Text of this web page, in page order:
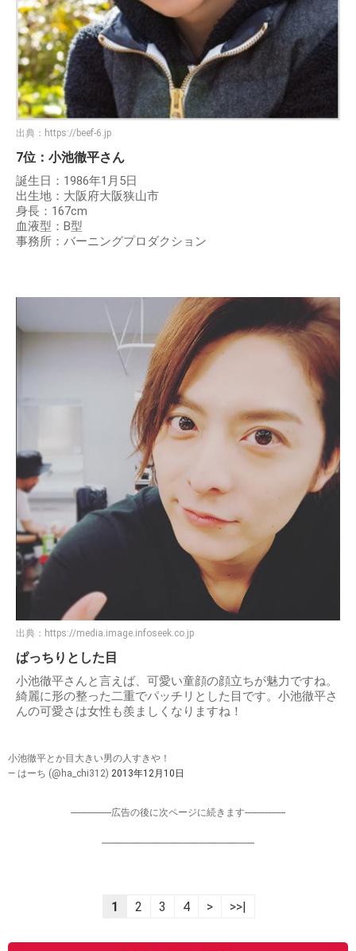
出典： https://beef-6.jp
7位：小池徹平さん
誕生日：1986年1月5日
出生地：大阪府大阪狭山市
身長：167cm
血液型：B型
事務所：バーニングプロダクション
出典： https://media.image.infoseek.co.jp
ぱっちりとした目
小池徹平さんと言えば、可愛い童顔の顔立ちが魅力ですね。
綺麗に形の整った二重でパッチリとした目です。小池徹平さ
んの可愛さは女性も羨ましくなりますね！
小池徹平とか目大きい男の人すきや！
— はーち (@ha_chi312) 2013年12月10日
-----------------広告の後に次ページに続きます-----------------
----------------------------------------------------------------
1 2 3 4 > >>|